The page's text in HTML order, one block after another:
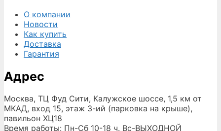
О компании
Новости
Как купить
Доставка
Гарантия
Адрес
Москва, ТЦ Фуд Сити, Калужское шоссе, 1,5 км от
МКАД, вход 15, этаж 3-ий (парковка на крыше),
павильон ХЦ18
Время работы: Пн-Сб 10-18 ч. Вс-ВЫХОДНОЙ